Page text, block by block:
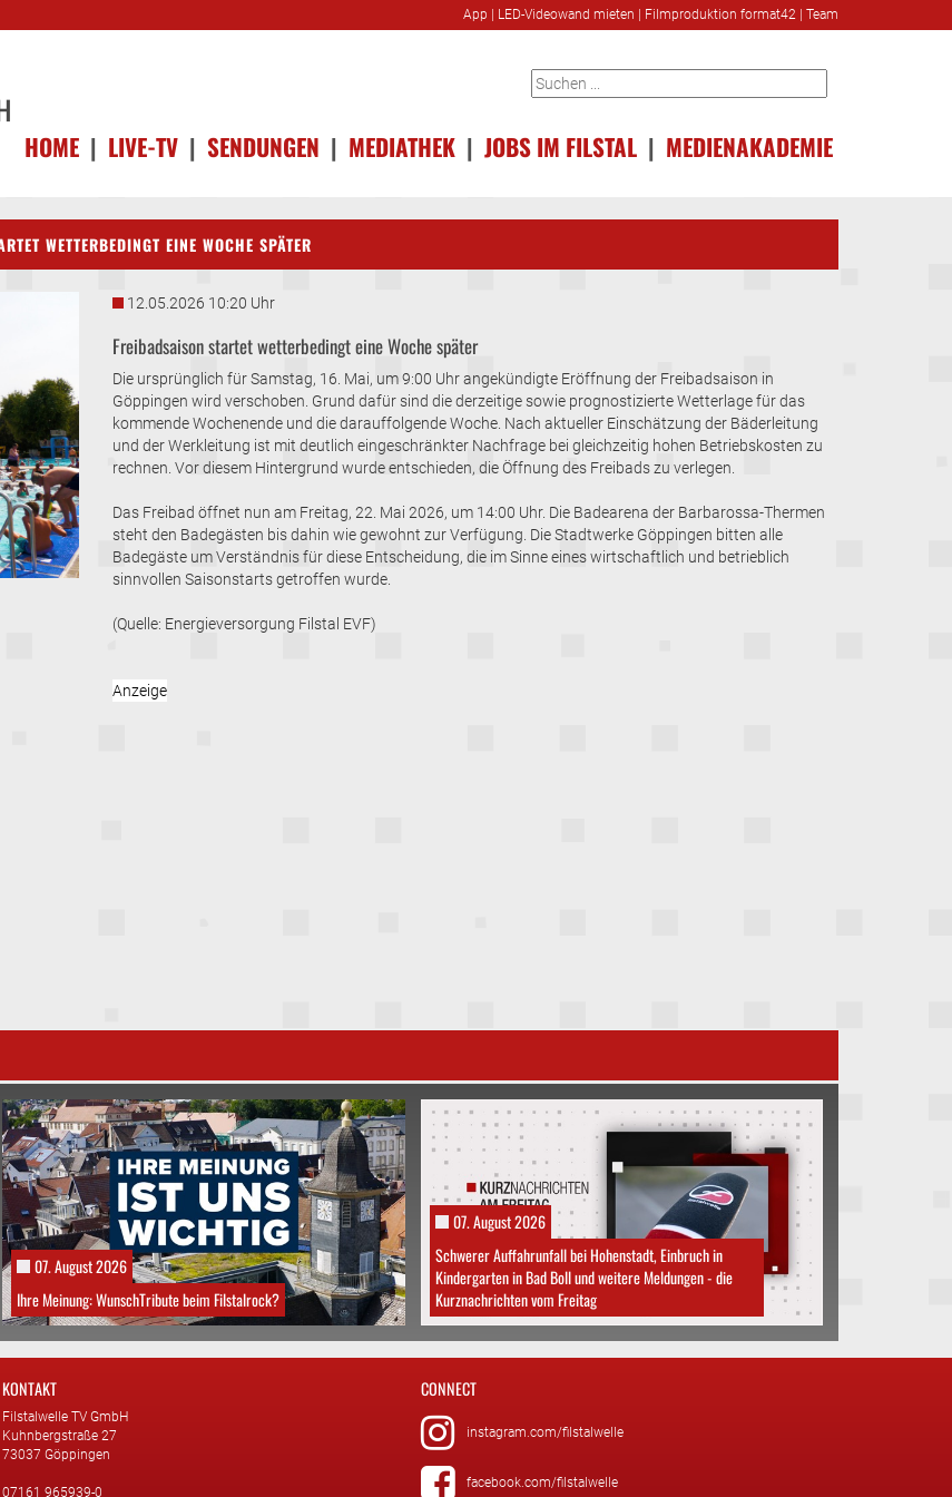
App LED-Videowand mieten Filmproduktion format42 Team
HOME | LIVE-TV | SENDUNGEN | MEDIATHEK | JOBS IM FILSTAL | MEDIENAKADEMIE
WETTERBEDINGT EINE WOCHE SPÄTER
12.05.2026 10:20 Uhr
Freibadsaison startet wetterbedingt eine Woche später
Die ursprünglich für Samstag, 16. Mai, um 9:00 Uhr angekündigte Eröffnung der Freibadsaison in
Göppingen wird verschoben. Grund dafür sind die derzeitige sowie prognostizierte Wetterlage für das
kommende Wochenende und die darauffolgende Woche. Nach aktueller Einschätzung der Bäderleitung
und der Werkleitung ist mit deutlich eingeschränkter Nachfrage bei gleichzeitig hohen Betriebskosten zu
rechnen. Vor diesem Hintergrund wurde entschieden, die Öffnung des Freibads zu verlegen.
Das Freibad öffnet nun am Freitag, 22. Mai 2026, um 14:00 Uhr. Die Badearena der Barbarossa-Thermen
steht den Badegästen bis dahin wie gewohnt zur Verfügung. Die Stadtwerke Göppingen bitten alle
Badegäste um Verständnis für diese Entscheidung, die im Sinne eines wirtschaftlich und betrieblich
sinnvollen Saisonstarts getroffen wurde.
(Quelle: Energieversorgung Filstal EVF)
07. August 2026
Ihre Meinung: WunschTribute beim Filstalrock?
07. August 2026
Schwerer Auffahrunfall bei Hohenstadt, Einbruch in
Kindergarten in Bad Boll und weitere Meldungen - die
Kurznachrichten vom Freitag
KONTAKT
Filstalwelle TV GmbH
Kuhnbergstraße 27
73037 Göppingen
07161 965939-0
CONNECT
instagram.com/filstalwelle
facebook.com/filstalwelle